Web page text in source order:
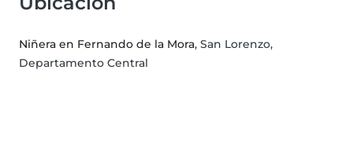
Niñera en Fernando de la Mora, San Lorenzo,
Departamento Central